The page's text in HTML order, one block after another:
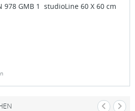
978 GMB 1 studioLine 60 X 60 cm